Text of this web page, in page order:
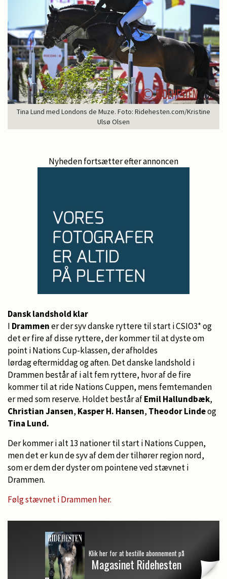
Tina Lund med Londons de Muze. Foto: Ridehesten.com/Kristine
Ulsø Olsen
Nyheden fortsætter efter annoncen
Dansk landshold klar
I Drammener der syv danske ryttere til start i CSIO3* og
det er fire af disse ryttere, der kommer til at dyste om
point i Nations Cup-klassen, der afholdes
lørdag eftermiddag og aften. Det danske landshold i
Drammen består af i alt fem ryttere, hvor af de fire
kommer til at ride Nations Cuppen, mens femtemanden
er med som reserve. Holdet består afEmil Hallundbæk,
Christian Jansen, Kasper H. Hansen, Theodor Lindeog
Tina Lund.
Der kommer i alt 13 nationer til start i Nations Cuppen,
men det er kun de syv af dem der tilhører region nord,
som er dem der dyster om pointene ved stævnet i
Drammen.
Følg stævnet i Drammen her.
Klik her for at bestille abonnement på
Magasinet Ridehesten